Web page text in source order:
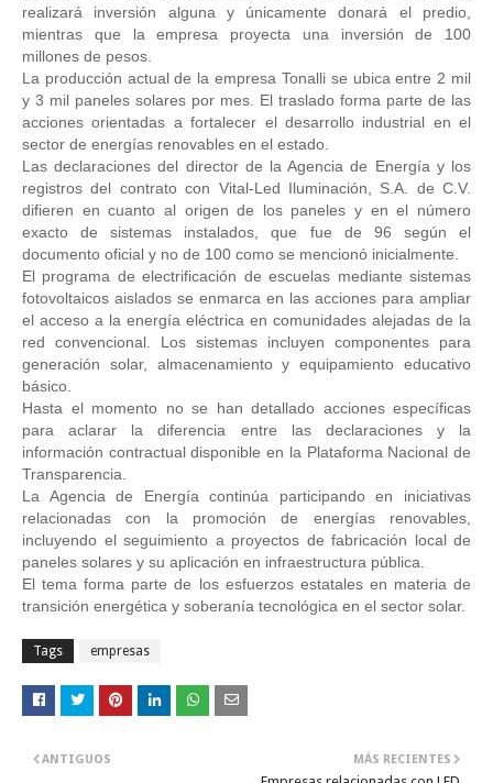
realizará inversión alguna y únicamente donará el predio,
mientras que la empresa proyecta una inversión de 100
millones de pesos.
La producción actual de la empresa Tonalli se ubica entre 2 mil
y 3 mil paneles solares por mes. El traslado forma parte de las
acciones orientadas a fortalecer el desarrollo industrial en el
sector de energías renovables en el estado.
Las declaraciones del director de la Agencia de Energía y los
registros del contrato con Vital-Led Iluminación, S.A. de C.V.
difieren en cuanto al origen de los paneles y en el número
exacto de sistemas instalados, que fue de 96 según el
documento oficial y no de 100 como se mencionó inicialmente.
El programa de electrificación de escuelas mediante sistemas
fotovoltaicos aislados se enmarca en las acciones para ampliar
el acceso a la energía eléctrica en comunidades alejadas de la
red convencional. Los sistemas incluyen componentes para
generación solar, almacenamiento y equipamiento educativo
básico.
Hasta el momento no se han detallado acciones específicas
para aclarar la diferencia entre las declaraciones y la
información contractual disponible en la Plataforma Nacional de
Transparencia.
La Agencia de Energía continúa participando en iniciativas
relacionadas con la promoción de energías renovables,
incluyendo el seguimiento a proyectos de fabricación local de
paneles solares y su aplicación en infraestructura pública.
El tema forma parte de los esfuerzos estatales en materia de
transición energética y soberanía tecnológica en el sector solar.
Tags empresas
MÁS RECIENTES
ANTIGUOS